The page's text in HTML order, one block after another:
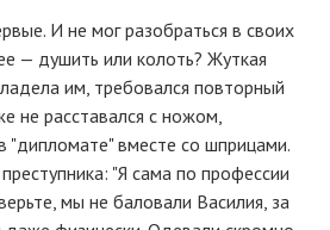
И не мог разобраться в своих
— душить или колоть? Жуткая
им, требовался повторный
не расставался с ножом,
"дипломате" вместе со шприцами.
"Я сама по профессии
мы не баловали Василия, за